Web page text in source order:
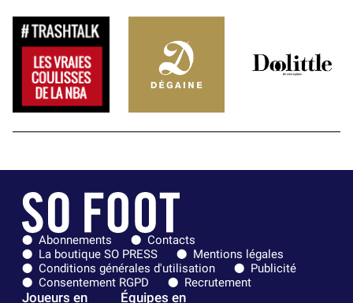
Abonnements
Contacts
La boutique SO PRESS
Mentions légales
Conditions générales d'utilisation
Publicité
Consentement RGPD
Recrutement
Joueurs en
Équipes en